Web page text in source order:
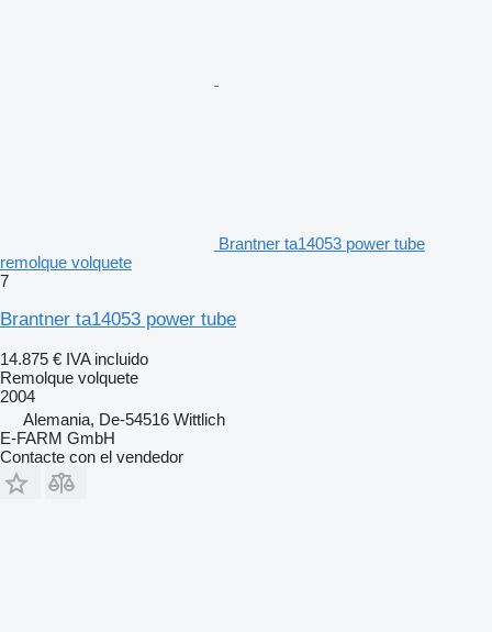
Brantner ta14053 power tube
remolque volquete
7
Brantner ta14053 power tube
14.875 € IVA incluido
Remolque volquete
2004
Alemania, De-54516 Wittlich
E-FARM GmbH
Contacte con el vendedor